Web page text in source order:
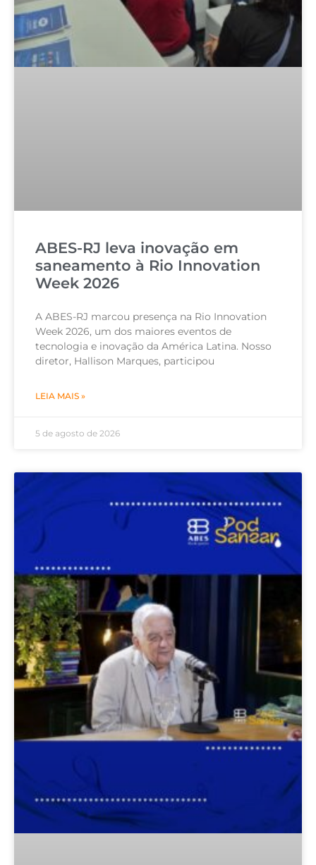
ABES-RJ leva inovação em
saneamento à Rio Innovation
Week 2026
A ABES-RJ marcou presença na Rio Innovation
Week 2026, um dos maiores eventos de
tecnologia e inovação da América Latina. Nosso
diretor, Hallison Marques, participou
LEIA MAIS »
5 de agosto de 2026